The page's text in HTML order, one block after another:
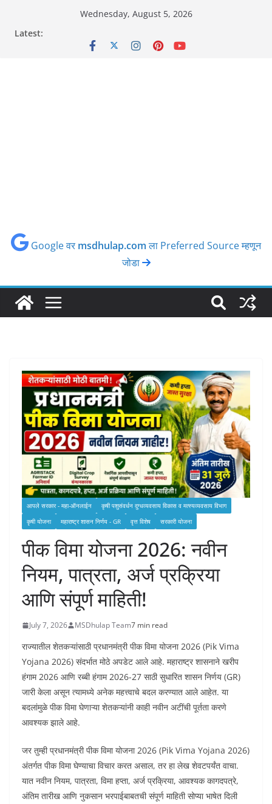
Wednesday, August 5, 2026
Latest:
Google वर msdhulap.comला Preferred Source म्हणून
जोडा
आपले सरकार - महा-ऑनलाईन
कृषी पशुसंवर्धन दुग्‍धव्‍यवसाय विकास व मत्‍स्‍यव्‍यवसाय विभाग
कृषी योजना
महाराष्ट्र शासन निर्णय - GR वृत्त विशेष सरकारी योजना
पीक विमा योजना 2026: नवीन
नियम, पात्रता, अर्ज प्रक्रिया
आणि संपूर्ण माहिती!
July 7, 2026 MSDhulap Team7 min read
राज्यातील शेतकऱ्यांसाठी प्रधानमंत्री पीक विमा योजना 2026 (Pik Vima
Yojana 2026) संदर्भात मोठे अपडेट आले आहे. महाराष्ट्र शासनाने खरीप
हंगाम 2026 आणि रब्बी हंगाम 2026-27 साठी सुधारित शासन निर्णय (GR)
जारी केला असून त्यामध्ये अनेक महत्त्वाचे बदल करण्यात आले आहेत. या
बदलांमुळे पीक विमा घेणाऱ्या शेतकऱ्यांनी काही नवीन अटींची पूर्तता करणे
आवश्यक झाले आहे.
जर तुम्ही प्रधानमंत्री पीक विमा योजना 2026 (Pik Vima Yojana 2026)
अंतर्गत पीक विमा घेण्याचा विचार करत असाल, तर हा लेख शेवटपर्यंत वाचा.
यात नवीन नियम, पात्रता, विमा हप्ता, अर्ज प्रक्रिया, आवश्यक कागदपत्रे,
अंतिम तारीख आणि नुकसान भरपाईबाबतची संपूर्ण माहिती सोप्या भाषेत दिली